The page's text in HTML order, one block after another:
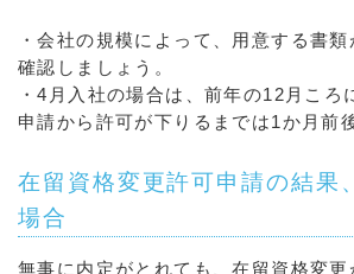
・会社の規模によって、用意する書類
確認しましょう。
・4月入社の場合は、前年の12月ころ
申請から許可が下りるまでは1か月前
在留資格変更許可申請の結果
場合
無事に内定がとれても、在留資格変更